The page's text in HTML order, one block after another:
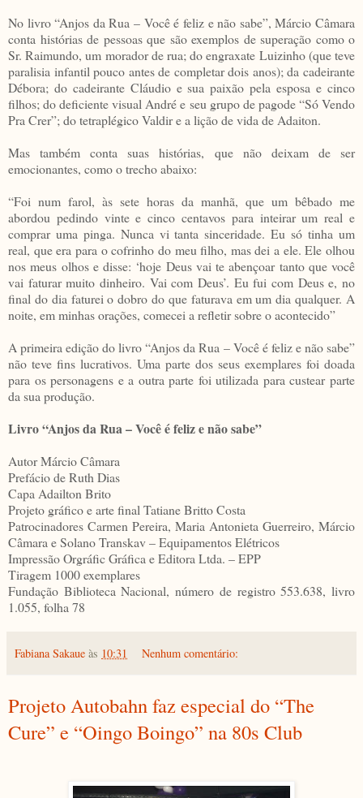
No livro “Anjos da Rua – Você é feliz e não sabe”, Márcio Câmara
conta histórias de pessoas que são exemplos de superação como o
Sr. Raimundo, um morador de rua; do engraxate Luizinho (que teve
paralisia infantil pouco antes de completar dois anos); da cadeirante
Débora; do cadeirante Cláudio e sua paixão pela esposa e cinco
filhos; do deficiente visual André e seu grupo de pagode “Só Vendo
Pra Crer”; do tetraplégico Valdir e a lição de vida de Adaiton.
Mas também conta suas histórias, que não deixam de ser
emocionantes, como o trecho abaixo:
“Foi num farol, às sete horas da manhã, que um bêbado me
abordou pedindo vinte e cinco centavos para inteirar um real e
comprar uma pinga. Nunca vi tanta sinceridade. Eu só tinha um
real, que era para o cofrinho do meu filho, mas dei a ele. Ele olhou
nos meus olhos e disse: ‘hoje Deus vai te abençoar tanto que você
vai faturar muito dinheiro. Vai com Deus’. Eu fui com Deus e, no
final do dia faturei o dobro do que faturava em um dia qualquer. A
noite, em minhas orações, comecei a refletir sobre o acontecido”
A primeira edição do livro “Anjos da Rua – Você é feliz e não sabe”
não teve fins lucrativos. Uma parte dos seus exemplares foi doada
para os personagens e a outra parte foi utilizada para custear parte
da sua produção.
Livro “Anjos da Rua – Você é feliz e não sabe”
Autor Márcio Câmara
Prefácio de Ruth Dias
Capa Adailton Brito
Projeto gráfico e arte final Tatiane Britto Costa
Patrocinadores Carmen Pereira, Maria Antonieta Guerreiro, Márcio
Câmara e Solano Transkav – Equipamentos Elétricos
Impressão Orgráfic Gráfica e Editora Ltda. – EPP
Tiragem 1000 exemplares
Fundação Biblioteca Nacional, número de registro 553.638, livro
1.055, folha 78
Fabiana Sakaue às 10:31 Nenhum comentário:
Projeto Autobahn faz especial do “The
Cure” e “Oingo Boingo” na 80s Club